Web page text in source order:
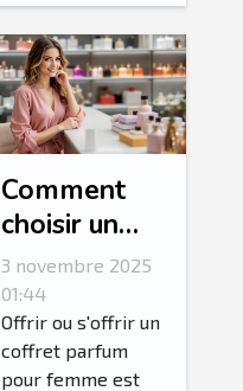
Comment
choisir un
coffret
parfum pour
femme idéal
?
3 novembre 2025
01:44
Offrir ou s'offrir un
coffret parfum
pour femme est